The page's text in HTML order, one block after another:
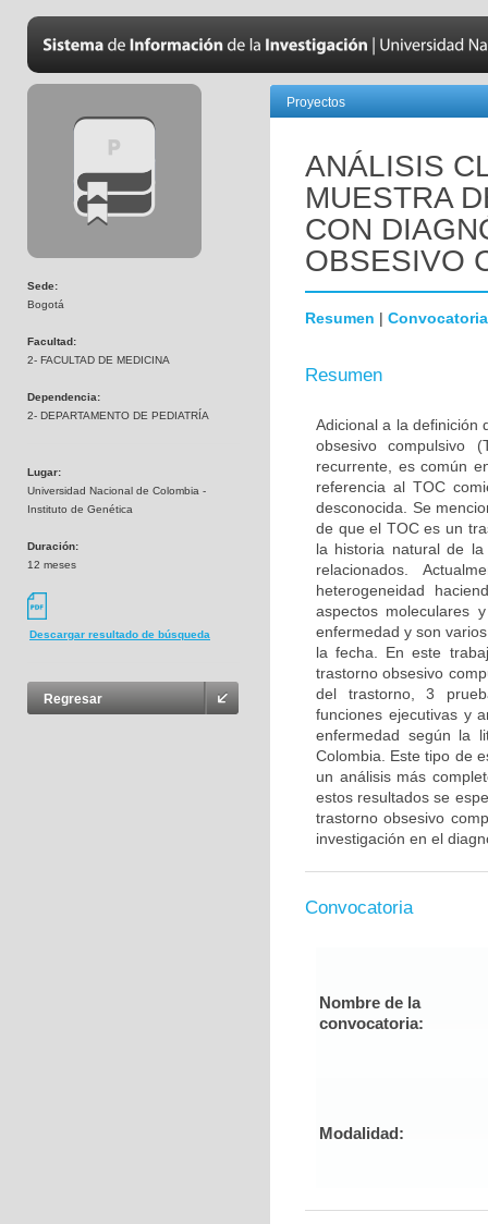
Sede:
Bogotá
Facultad:
2- FACULTAD DE MEDICINA
Dependencia:
2- DEPARTAMENTO DE PEDIATRÍA
Lugar:
Universidad Nacional de Colombia -
Instituto de Genética
Duración:
12 meses
Descargar resultado de búsqueda
Regresar
Proyectos
ANÁLISIS
MUESTRA
CON
OBSESIVO
Resumen | Convocatoria
Resumen
Adicional a la definición
obsesivo compulsivo
recurrente, es común
referencia al TOC
desconocida. Se
de que el TOC es un
la historia natural de
relacionados.
heterogeneidad
aspectos moleculares
enfermedad y son
la fecha. En este
trastorno obsesivo
del trastorno, 3
funciones ejecutivas y
enfermedad según la
Colombia. Este tipo de
un análisis más
estos resultados se
trastorno obsesivo
investigación en el
Convocatoria
Nombre de la
convocatoria:
Modalidad: